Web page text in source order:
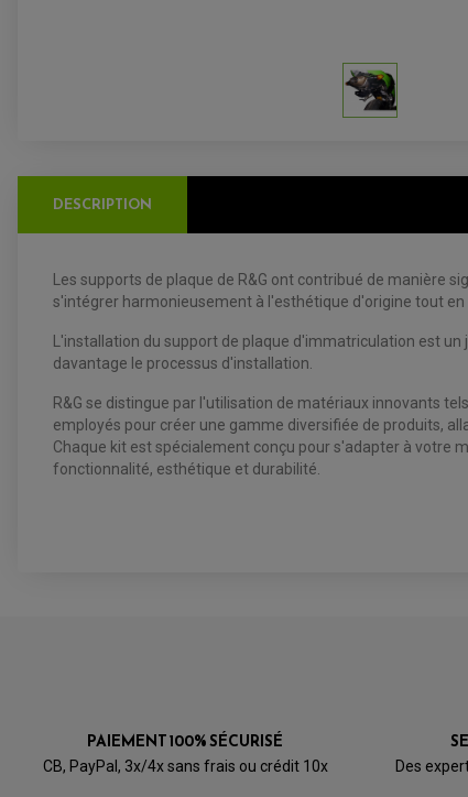
DESCRIPTION
Les supports de plaque de R&G ont contribué de
s'intégrer harmonieusement à l'esthétique d'origine tout
L'installation du support de plaque d'immatriculation est
davantage le processus d'installation.
R&G se distingue par l'utilisation de matériaux innovants
employés pour créer une gamme diversifiée de produits,
Chaque kit est spécialement conçu pour s'adapter à votre
fonctionnalité, esthétique et durabilité.
PAIEMENT 100% SÉCURISÉ
CB, PayPal, 3x/4x sans frais ou crédit 10x Des